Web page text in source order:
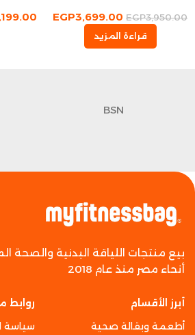
EGP3,950.00
EGP3,699.00
قراءة المزيد
BSN
بيع منتجات اللياقة البدنية والصحة
أنحاء مصر منذ عام 2018
أبرز الأقسام
أطعمة وبقالة صحية
روابط
سياسة